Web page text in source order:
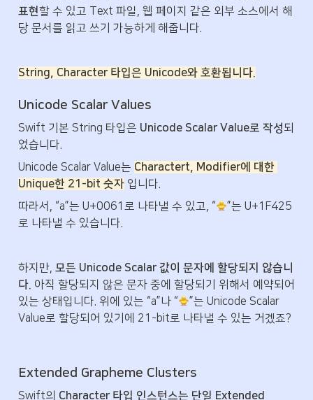
표현할 수 있고 Text 파일, 웹 페이지 같은 외부 소스에서 해
당 문서를 읽고 쓰기 가능하게 해줍니다.
String, Character 타입은 Unicode와 호환됩니다.
Unicode Scalar Values
Swift 기본 String 타입은 Unicode Scalar Value로 작성되
었습니다.
Unicode Scalar Value는 Charactert, Modifier에 대한
Unique한 21-bit 숫자 입니다.
따라서, “a”는 U+0061로 나타낼 수 있고, “
”는 U+1F425
로 나타낼 수 있습니다.
하지만, 모든 Unicode Scalar 값이 문자에 할당되지 않습니
다. 아직 할당되지 않은 문자 중에 할당되기 위해서 예약되어
있는 상태입니다. 위에 있는 “a”나 “
”는 Unicode Scalar
Value로 할당되어 있기에 21-bit로 나타낼 수 있는 거겠죠?
Extended Grapheme Clusters
Swift의 Character 타입 인스턴스는 단일 Extended